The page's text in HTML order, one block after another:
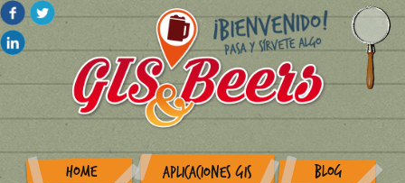
HOME APLICACIONES GIS BLOG